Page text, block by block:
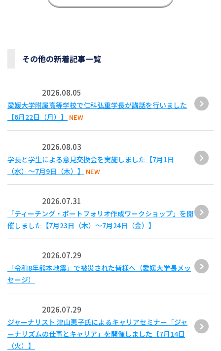
その他の新着記事一覧
2026.08.05
愛媛大学附属高等学校で仁科弘重学長が講話を行いました
【6月22日（月）】
NEW
2026.08.03
学長と学生による意見交換会を実施しました【7月1日
（水）～7月9日（木）】
NEW
2026.07.31
「ティーチング・ポートフォリオ作成ワークショップ」を開
催しました【7月23日（木）～7月24日（金）】
2026.07.29
「令和8年熊本地震」で被災された皆様へ（愛媛大学長メッ
セージ）
2026.07.29
ジャーナリスト 津山恵子氏によるキャリアセミナー「ジャ
ーナリズムの仕事とキャリア」を開催しました【7月14日
（火）】